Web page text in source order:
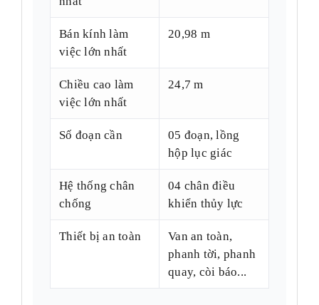
Bán kính làm
việc lớn nhất
20,98 m
Chiều cao làm
việc lớn nhất
24,7 m
Số đoạn cần
05 đoạn, lồng
hộp lục giác
Hệ thống chân
chống
04 chân điều
khiển thủy lực
Thiết bị an toàn
Van an toàn,
phanh tời, phanh
quay, còi báo...